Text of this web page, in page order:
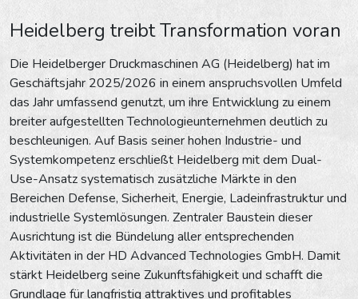
Heidelberg treibt Transformation voran
Die Heidelberger Druckmaschinen AG (Heidelberg) hat im
Geschäftsjahr 2025/2026 in einem anspruchsvollen Umfeld
das Jahr umfassend genutzt, um ihre Entwicklung zu einem
breiter aufgestellten Technologieunternehmen deutlich zu
beschleunigen. Auf Basis seiner hohen Industrie- und
Systemkompetenz erschließt Heidelberg mit dem Dual-
Use-Ansatz systematisch zusätzliche Märkte in den
Bereichen Defense, Sicherheit, Energie, Ladeinfrastruktur und
industrielle Systemlösungen. Zentraler Baustein dieser
Ausrichtung ist die Bündelung aller entsprechenden
Aktivitäten in der HD Advanced Technologies GmbH. Damit
stärkt Heidelberg seine Zukunftsfähigkeit und schafft die
Grundlage für langfristig attraktives und profitables